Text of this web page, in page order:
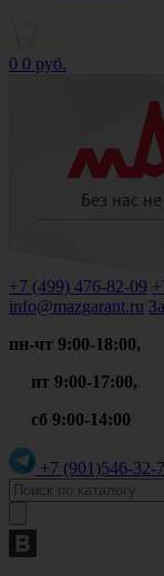
0 0 руб.
+7 (499) 476-82-09
info@mazgarant.ru
пн-чт 9:00-18:00,
пт 9:00-17:00,
сб 9:00-14:00
+7 (901)546-32-